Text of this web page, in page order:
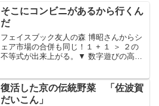
そこにコンビニがあるから行くん
だ
フェイスブック友人の森 博昭さんからシ
ェア市場の合併も同じ！１ + １ ＞ ２の
不等式が出来上がる。▼ 数字遊びの高等
屋で買った1冊に、井上ひさしの巷談辞典
という本があ...
復活した京の伝統野菜 「佐波賀
だいこん」